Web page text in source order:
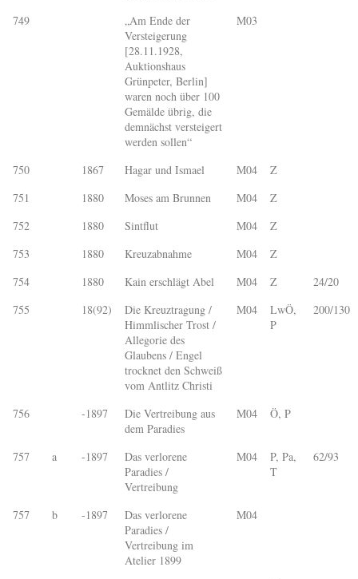
749
„Am Ende der
Versteigerung
[28.11.1928,
Auktionshaus
Grünpeter, Berlin]
waren noch über 100
Gemälde übrig, die
demnächst versteigert
werden sollen“
M03
750 1867 Hagar und Ismael M04
Z
751
1880 Moses am Brunnen M04
Z
752
1880 Sintflut M04
Z
753
1880 Kreuzabnahme M04
Z
754
1880 Kain erschlägt Abel M04 Z
24/20
755
18(92)
Die Kreuztragung /
Himmlischer Trost /
Allegorie des
Glaubens / Engel
trocknet den Schweiß
vom Antlitz Christi
M04
LwÖ,
P
200/130
756 -1897
Die Vertreibung aus
dem Paradies
M04 Ö, P
757 a -1897
Das verlorene
Paradies /
Vertreibung
M04
P, Pa,
T
62/93
757 b -1897
Das verlorene
Paradies /
Vertreibung im
Atelier 1899
M04